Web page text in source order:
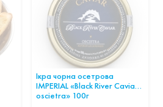
Ікра чорна осетрова
IMPERIAL «Black River Caviar
oscietra» 100г